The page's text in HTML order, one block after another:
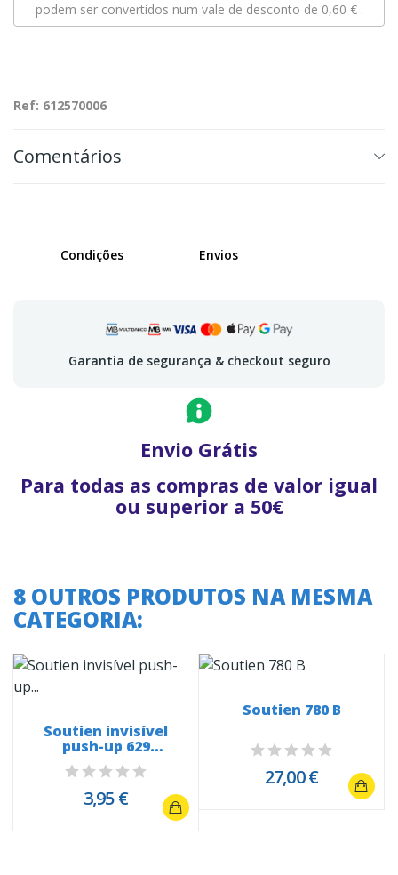
podem ser convertidos num vale de desconto de 0,60 €.
Ref: 612570006
Comentários
Condições Envios
Garantia de segurança & checkout seguro
Envio Grátis
Para todas as compras de valor igual
ou superior a 50€
8 OUTROS PRODUTOS NA MESMA
CATEGORIA:
Soutien invisível
push-up 629
"orelhinhas de...
3,95 €
Soutien 780 B
27,00 €